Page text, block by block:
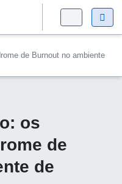
de Burnout no ambiente
os
de
de